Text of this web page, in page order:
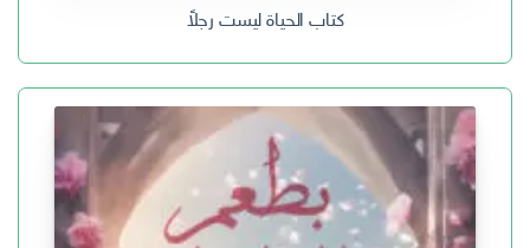
كتاب الحياة ليست رجلاً